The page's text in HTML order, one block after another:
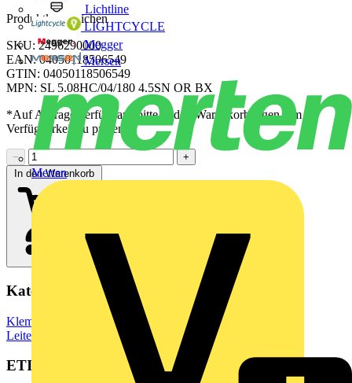
Lichtline
LIGHTCYCLE
Megger
Mersen
Merten
Produktkennzeichen
SKU: 2496290000
EAN: 04050118506549
GTIN: 04050118506549
MPN: SL 5.08HC/04/180 4.5SN OR BX
*Auf Anfrage verfügbar - bitte in den Warenkorb legen, um
Verfügbarkeit zu prüfen
−
+
In den Warenkorb
Kategorien
Klemmen, Steckverbinder & Verbindungselemente
Leiterplattensteckverbinder
ETIM Group